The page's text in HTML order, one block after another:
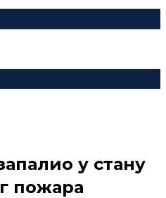
у стану
пожара